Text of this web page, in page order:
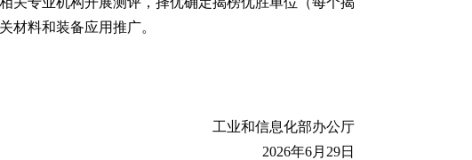
材料和装备应用推广。
工业和信息化部办公厅
2026年6月29日